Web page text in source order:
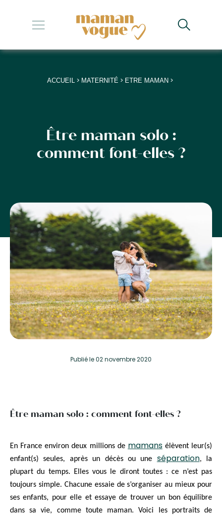
+
+
+
+
ACCUEIL > MATERNITÉ > ETRE MAMAN >
Être maman solo :
comment font-elles ?
Publiéle 02 novembre 2020
Être maman solo : comment font-elles ?
En France environ deux millions de mamansélèvent leur(s)
enfant(s) seules, après un décès ou une séparation, la
plupart du temps. Elles vous le diront toutes : ce n’est pas
toujours simple. Chacune essaie de s’organiser au mieux pour
ses enfants, pour elle et essaye de trouver un bon équilibre
dans sa vie, comme toute maman. Voici les portraits de